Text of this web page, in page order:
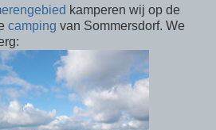
kamperen wij op de
camping van Sommersdorf . We